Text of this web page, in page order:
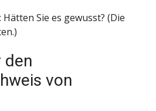
Sie es gewusst? (Die
den
von